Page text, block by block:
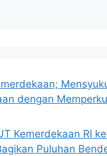
dengan
Kemerdekaan RI
Puluhan